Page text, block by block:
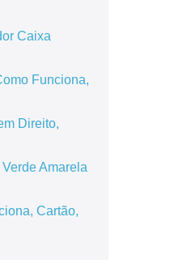
Caixa
Funciona,
Direito,
Amarela
Cartão,